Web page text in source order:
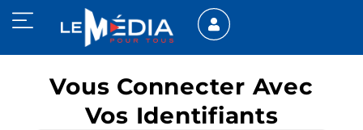
Vous Connecter Avec
Vos Identifiants